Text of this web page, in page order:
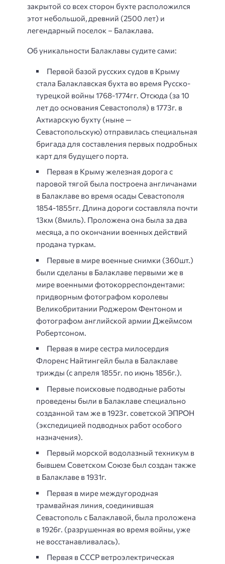
закрытой со всех сторон бухте расположился
этот небольшой, древний (2500 лет) и
легендарный поселок – Балаклава.
Об уникальности Балаклавы судите сами:
Первой базой русских судов в Крыму
стала Балаклавская бухта во время Русско-
турецкой войны 1768-1774гг. Отсюда (за 10
лет до основания Севастополя) в 1773г. в
Ахтиарскую бухту (ныне —
Севастопольскую) отправилась специальная
бригада для составления первых подробных
карт для будущего порта.
Первая в Крыму железная дорога с
паровой тягой была построена англичанами
в Балаклаве во время осады Севастополя
1854-1855гг. Длина дороги составляла почти
13км (8миль). Проложена она была за два
месяца, а по окончании военных действий
продана туркам.
Первые в мире военные снимки (360шт.)
были сделаны в Балаклаве первыми же в
мире военными фотокорреспондентами:
придворным фотографом королевы
Великобритании Роджером Фентоном и
фотографом английской армии Джеймсом
Робертсоном.
Первая в мире сестра милосердия
Флоренс Найтингейл была в Балаклаве
трижды (с апреля 1855г. по июнь 1856г.).
Первые поисковые подводные работы
проведены были в Балаклаве специально
созданной там же в 1923г. советской ЭПРОН
(экспедицией подводных работ особого
назначения).
Первый морской водолазный техникум в
бывшем Советском Союзе был создан также
в Балаклаве в 1931г.
Первая в мире междугородная
трамвайная линия, соединившая
Севастополь с Балаклавой, была проложена
в 1926г. (разрушенная во время войны, уже
не восстанавливалась).
Первая в СССР ветроэлектрическая